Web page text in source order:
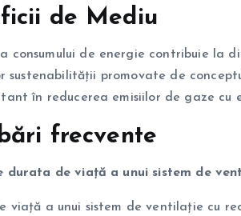
de Mediu
consumului de energie contribuie la
sustenabilității promovate de
în reducerea emisiilor de gaze cu
frecvente
durata de viață a unui sistem de
viață a unui sistem de ventilație cu